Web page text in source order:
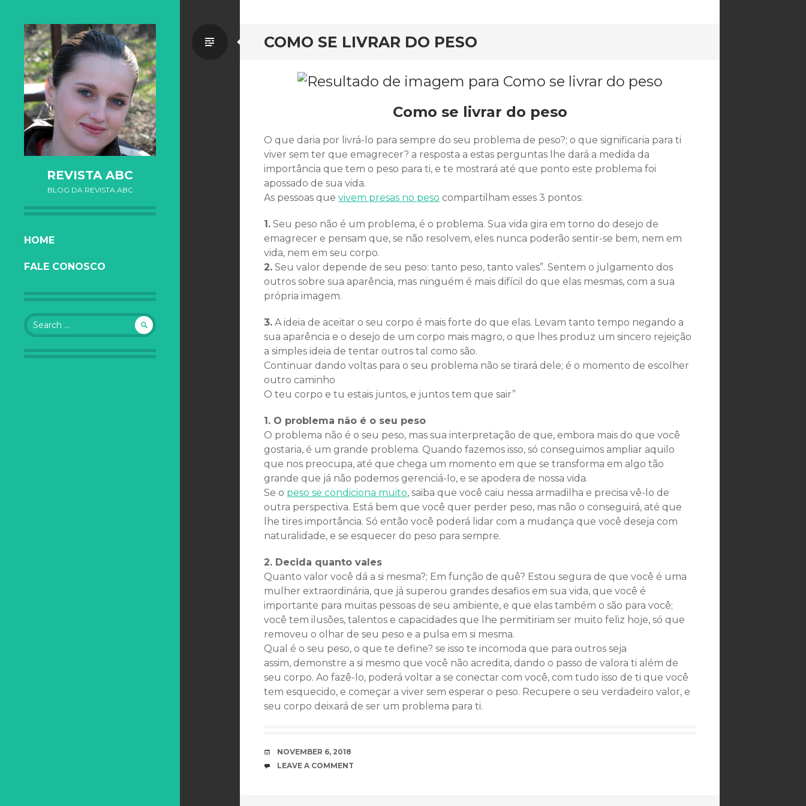
REVISTA ABC
BLOG DA REVISTA ABC
SKIP TO CONTENT
HOME
FALE CONOSCO
Search for:
COMO SE LIVRAR DO PESO
Standard
Como se livrar do peso
O que daria por livrá-lo para sempre do seu problema de peso?; o que significaria para ti
viver sem ter que emagrecer? a resposta a estas perguntas lhe dará a medida da
importância que tem o peso para ti, e te mostrará até que ponto este problema foi
apossado de sua vida.
As pessoas que vivem presas no peso compartilham esses 3 pontos:
1. Seu peso não é um problema, é o problema. Sua vida gira em torno do desejo de
emagrecer e pensam que, se não resolvem, eles nunca poderão sentir-se bem, nem em
vida, nem em seu corpo.
2. Seu valor depende de seu peso: tanto peso, tanto vales”. Sentem o julgamento dos
outros sobre sua aparência, mas ninguém é mais difícil do que elas mesmas, com a sua
própria imagem.
3. A ideia de aceitar o seu corpo é mais forte do que elas. Levam tanto tempo negando a
sua aparência e o desejo de um corpo mais magro, o que lhes produz um sincero rejeição
a simples ideia de tentar outros tal como são.
Continuar dando voltas para o seu problema não se tirará dele; é o momento de escolher
outro caminho
O teu corpo e tu estais juntos, e juntos tem que sair”
1. O problema não é o seu peso
O problema não é o seu peso, mas sua interpretação de que, embora mais do que você
gostaria, é um grande problema. Quando fazemos isso, só conseguimos ampliar aquilo
que nos preocupa, até que chega um momento em que se transforma em algo tão
grande que já não podemos gerenciá-lo, e se apodera de nossa vida.
Se o peso se condiciona muito, saiba que você caiu nessa armadilha e precisa vê-lo de
outra perspectiva. Está bem que você quer perder peso, mas não o conseguirá, até que
lhe tires importância. Só então você poderá lidar com a mudança que você deseja com
naturalidade, e se esquecer do peso para sempre.
2. Decida quanto vales
Quanto valor você dá a si mesma?; Em função de quê? Estou segura de que você é uma
mulher extraordinária, que já superou grandes desafios em sua vida, que você é
importante para muitas pessoas de seu ambiente, e que elas também o são para você;
você tem ilusões, talentos e capacidades que lhe permitiriam ser muito feliz hoje, só que
removeu o olhar de seu peso e a pulsa em si mesma.
Qual é o seu peso, o que te define? se isso te incomoda que para outros seja
assim, demonstre a si mesmo que você não acredita, dando o passo de valora ti além de
seu corpo. Ao fazê-lo, poderá voltar a se conectar com você, com tudo isso de ti que você
tem esquecido, e começar a viver sem esperar o peso. Recupere o seu verdadeiro valor, e
seu corpo deixará de ser um problema para ti.
DATE
NOVEMBER 6, 2018
COMMENTS
LEAVE A COMMENT